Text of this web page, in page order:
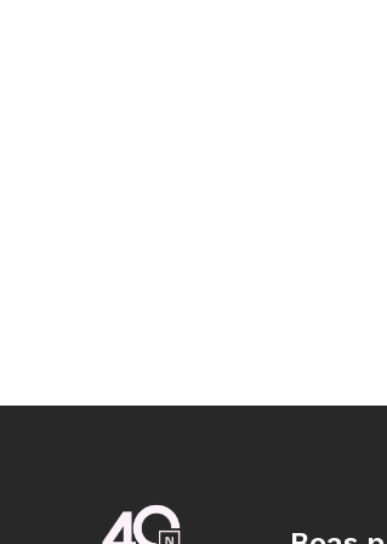
Analisar o edital,
Iniciar a preparação do
11.Aguardar a divulgação